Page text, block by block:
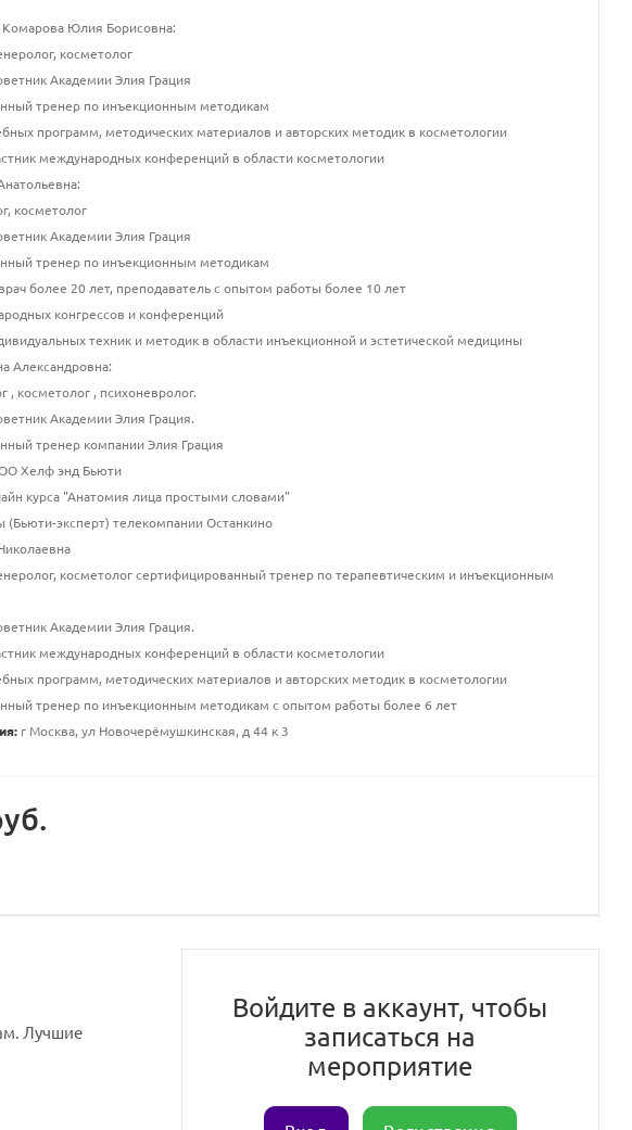
Юлия Борисовна:
косметолог
Академии Элия Грация
тренер по инъекционным методикам
программ, методических материалов и авторских методик в косметологии
международных конференций в области косметологии
косметолог
Академии Элия Грация
тренер по инъекционным методикам
более 20 лет, преподаватель с опытом работы более 10 лет
конгрессов и конференций
техник и методик в области инъекционной и эстетической медицины
Александровна:
, косметолог , психоневролог.
Академии Элия Грация.
тренер компании Элия Грация
Хелф энд Бьюти
курса "Анатомия лица простыми словами"
(Бьюти-эксперт) телекомпании Останкино
косметолог сертифицированный тренер по терапевтическим и инъекционным
Академии Элия Грация.
международных конференций в области косметологии
программ, методических материалов и авторских методик в косметологии
тренер по инъекционным методикам с опытом работы более 6 лет
г Москва, ул Новочерёмушкинская, д 44 к 3
Войдите в аккаунт, чтобы
записаться на
мероприятие
Лучшие